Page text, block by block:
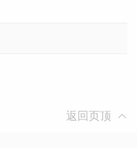
返回页顶